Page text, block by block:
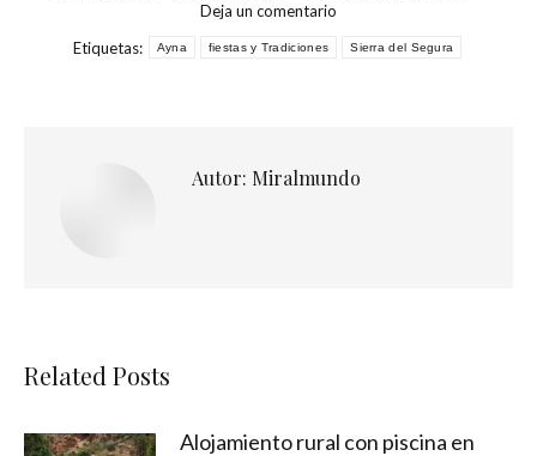
Deja un comentario
Etiquetas:
Ayna fiestas y Tradiciones Sierra del Segura
Autor: Miralmundo
Related Posts
Alojamiento rural con piscina en